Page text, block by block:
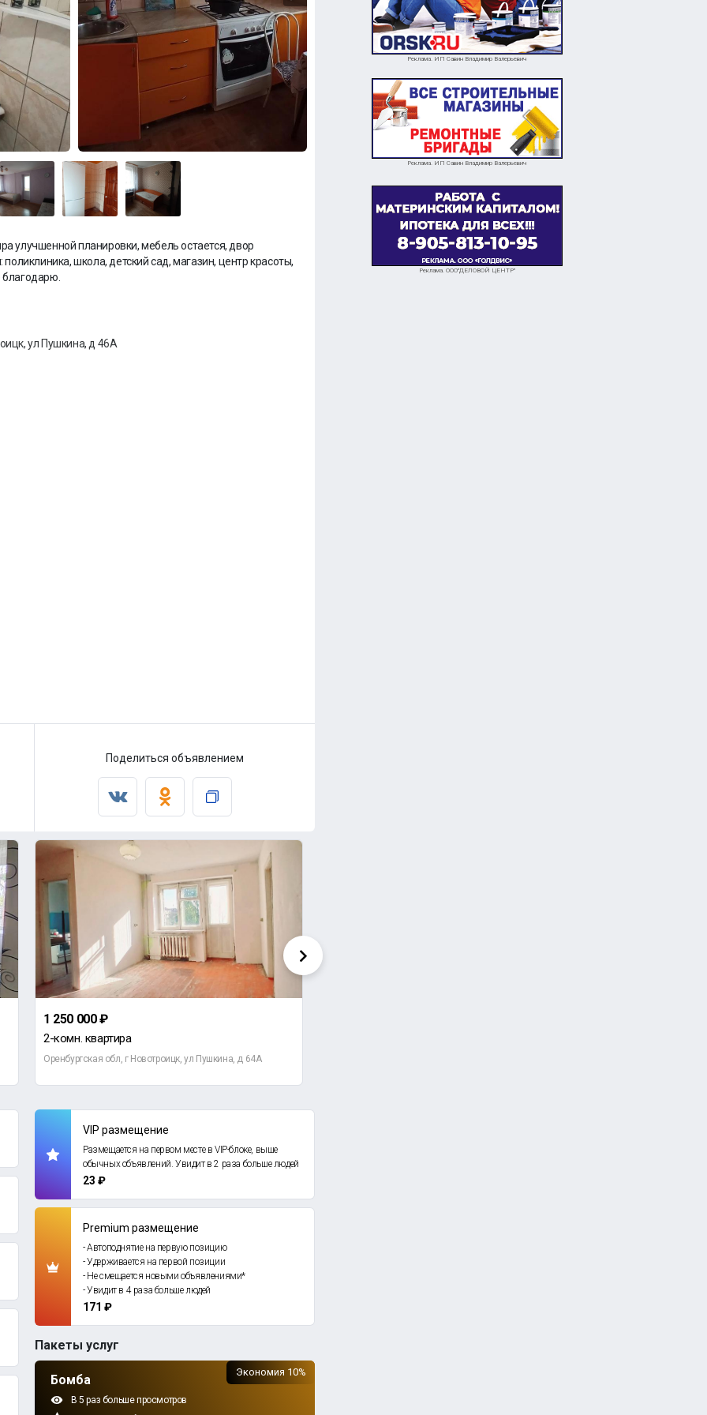
улучшенной планировки, мебель остается, двор
школа, детский сад, магазин, центр красоты,
ул Пушкина, д 46А
Поделиться объявлением
1 250 000 ₽
2-комн. квартира
Оренбургская обл, г Новотроицк, ул Пушкина, д 64А
VIP размещение
Размещается на первом месте в VIP-блоке, выше
обычных объявлений. Увидит в 2 раза больше людей
23 ₽
Premium размещение
- Автоподнятие на первую позицию
- Удерживается на первой позиции
- Не смещается новыми объявлениями*
- Увидит в 4 раза больше людей
171 ₽
Пакеты услуг
Бомба
В 5 раз больше просмотров
Экономия 10%
Реклама. ИП Савин Владимир Валерьевич
Реклама. ИП Савин Владимир Валерьевич
Реклама. ООО"ДЕЛОВОЙ ЦЕНТР"